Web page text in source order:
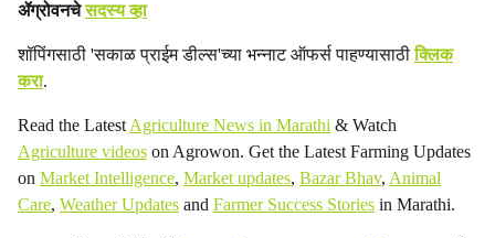
ॲग्रोवनचेसदस्य व्हा
शॉपिंगसाठी 'सकाळ प्राईम डील्स'च्या भन्नाट ऑफर्स पाहण्यासाठीक्लिक
करा.
Read the Latest Agriculture News in Marathi & Watch
Agriculture videos on Agrowon. Get the Latest Farming Updates
on Market Intelligence, Market updates, Bazar Bhav, Animal
Care, Weather Updates and Farmer Success Stories in Marathi.